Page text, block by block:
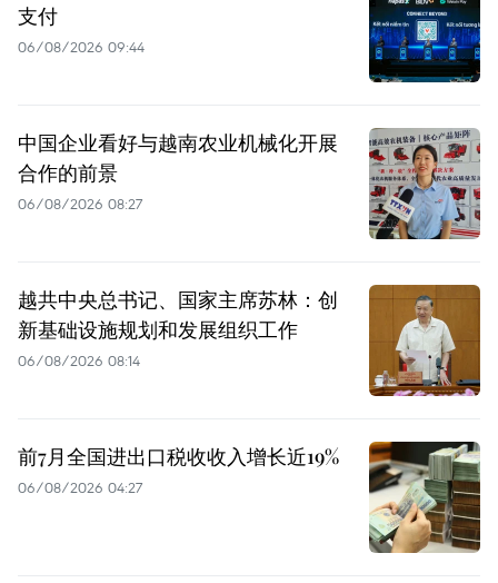
支付
06/08/2026 09:44
中国企业看好与越南农业机械化开展
合作的前景
06/08/2026 08:27
越共中央总书记、国家主席苏林：创
新基础设施规划和发展组织工作
06/08/2026 08:14
前7月全国进出口税收收入增长近19%
06/08/2026 04:27